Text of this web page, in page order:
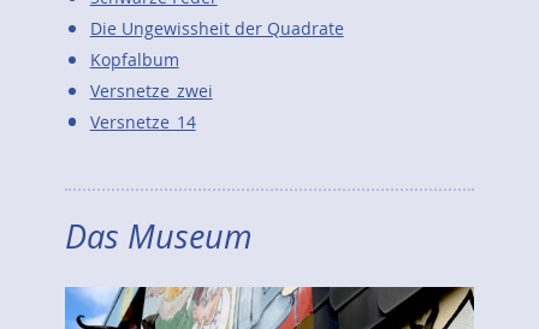
Die Ungewissheit der Quadrate
Kopfalbum
Versnetze_zwei
Versnetze_14
Das Museum